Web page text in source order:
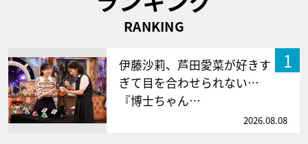
RANKING
1
伊藤沙莉、芦田愛菜が好きす
ぎて目を合わせられない…
『博士ちゃん…
2026.08.08